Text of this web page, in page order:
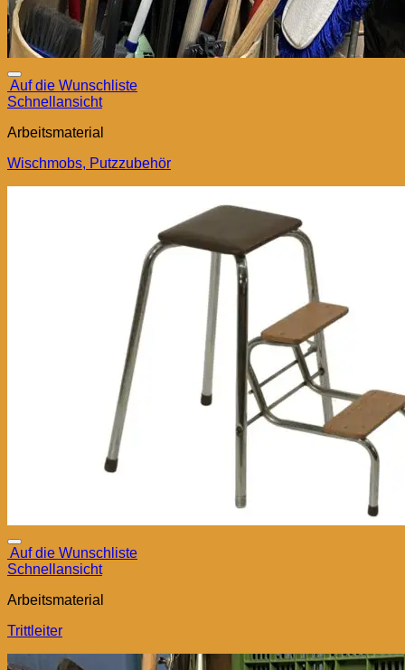
Auf die Wunschliste
Schnellansicht
Arbeitsmaterial
Wischmobs, Putzzubehör
Auf die Wunschliste
Schnellansicht
Arbeitsmaterial
Trittleiter